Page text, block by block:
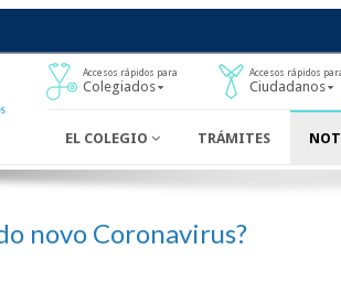
Accesos rápidos para
Colegiados
Accesos rápidos
Ciudadanos
EL COLEGIO TRÁMITES
novo Coronavirus?